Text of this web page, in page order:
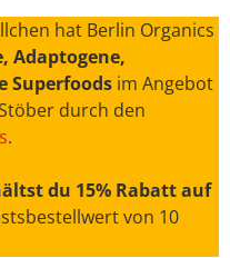
hat Berlin Organics
Adaptogene,
Superfoods im Angebot
durch den
.
du 15% Rabatt auf
von 10